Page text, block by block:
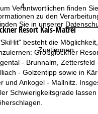
Verantwortlichen finden
zu den
Sie in unserer
Zustimmen
4
Resort Kals-Matrei
besteht die
Großglockner
- Brunnalm, Zettersfeld
- Golzentipp sowie in
und Ankogel - Mallnitz.
Schwierigkeitsgrade